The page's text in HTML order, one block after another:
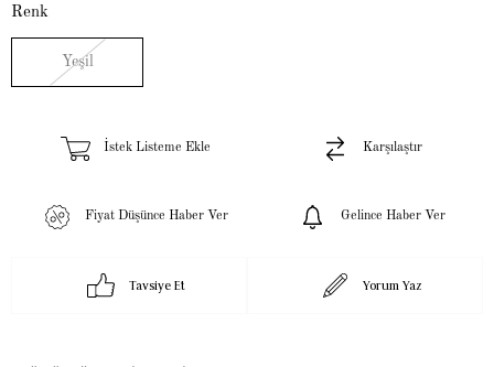
Renk
Yeşil
İstek Listeme Ekle Karşılaştır
Fiyat Düşünce Haber Ver Gelince Haber Ver
Tavsiye Et Yorum Yaz